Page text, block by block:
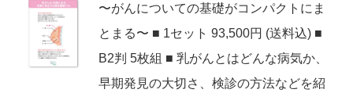
〜がんについての基礎がコンパクトにま
とまる〜 ■ 1セット 93,500円 (送料込) ■
B2判 5枚組 ■ 乳がんとはどんな病気か、
早期発見の大切さ、検診の方法などを紹